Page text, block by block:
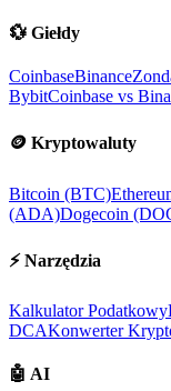
💱 Giełdy
CoinbaseBinance
BybitCoinbase vs
🪙 Kryptowaluty
Bitcoin (BTC)
(ADA)Dogecoin
⚡ Narzędzia
Kalkulator Podatkowy
DCAKonwerter
🤖 AI